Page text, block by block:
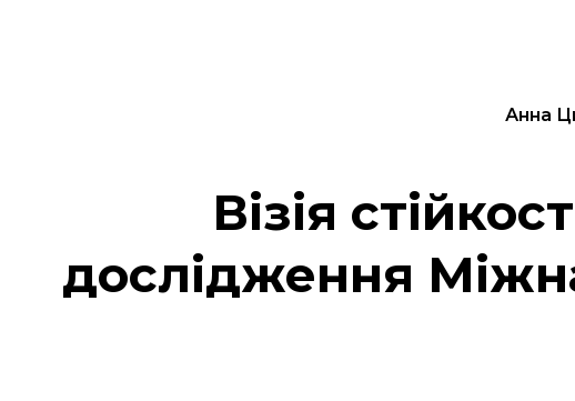
Анна
Візія
дослідження